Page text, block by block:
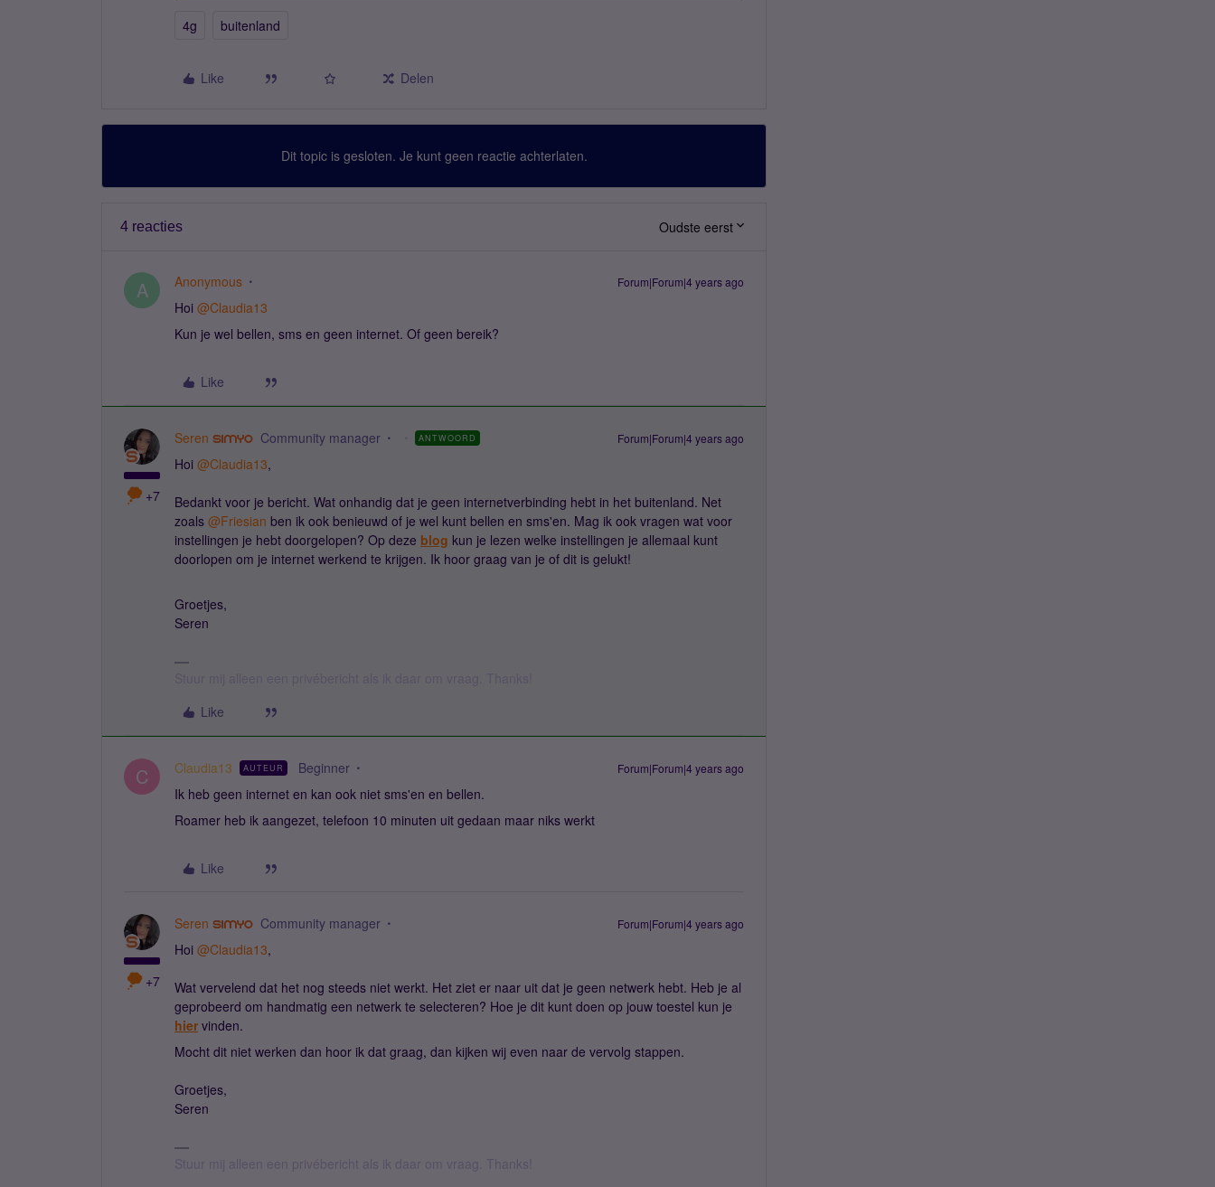
4g buitenland
Like Delen
Dit topic is gesloten. Je kunt geen reactie achterlaten.
4 reacties Oudste eerst
A Anonymous Forum|Forum|4 years ago
Hoi @Claudia13
Kun je wel bellen, sms en geen internet. Of geen bereik?
Like
+7
Seren Community manager ANTWOORD Forum|Forum|4 years ago
Hoi @Claudia13,
Bedankt voor je bericht. Wat onhandig dat je geen internetverbinding hebt in het buitenland. Net
zoals @Friesian ben ik ook benieuwd of je wel kunt bellen en sms'en. Mag ik ook vragen wat voor
instellingen je hebt doorgelopen? Op deze blog kun je lezen welke instellingen je allemaal kunt
doorlopen om je internet werkend te krijgen. Ik hoor graag van je of dit is gelukt!
Groetjes,
Seren
Like
C Claudia13 AUTEUR Beginner Forum|Forum|4 years ago
Ik heb geen internet en kan ook niet sms'en en bellen.
Roamer heb ik aangezet, telefoon 10 minuten uit gedaan maar niks werkt
Like
+7
Seren Community manager Forum|Forum|4 years ago
Hoi @Claudia13,
Wat vervelend dat het nog steeds niet werkt. Het ziet er naar uit dat je geen netwerk hebt. Heb je al
geprobeerd om handmatig een netwerk te selecteren? Hoe je dit kunt doen op jouw toestel kun je
hier vinden.
Mocht dit niet werken dan hoor ik dat graag, dan kijken wij even naar de vervolg stappen.
Groetjes,
Seren
Stuur mij alleen een privébericht als ik daar om vraag. Thanks!